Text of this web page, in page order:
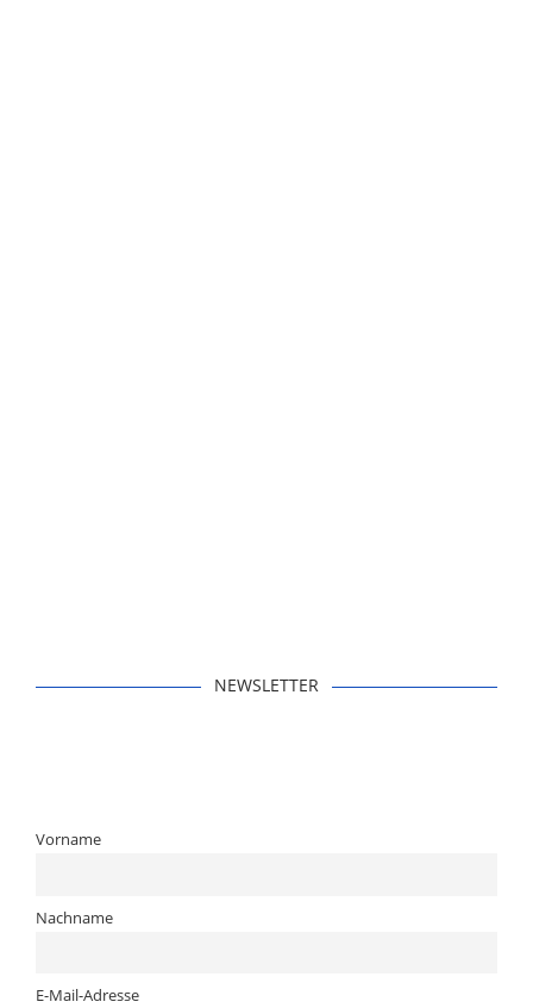
NEWSLETTER
Vorname
Nachname
E-Mail-Adresse